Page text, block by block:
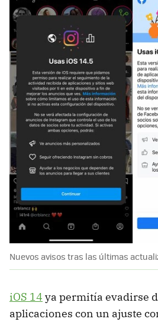
Nuevos avisos tras las últimas
iOS 14 ya permitía evadirse
aplicaciones con un ajuste